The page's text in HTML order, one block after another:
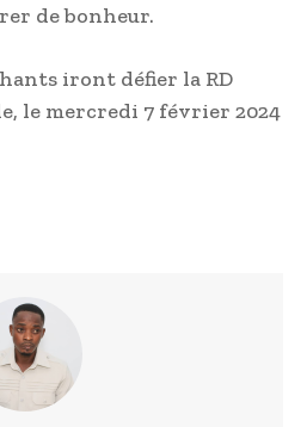
de bonheur.
iront défier la RD
le mercredi 7 février 2024